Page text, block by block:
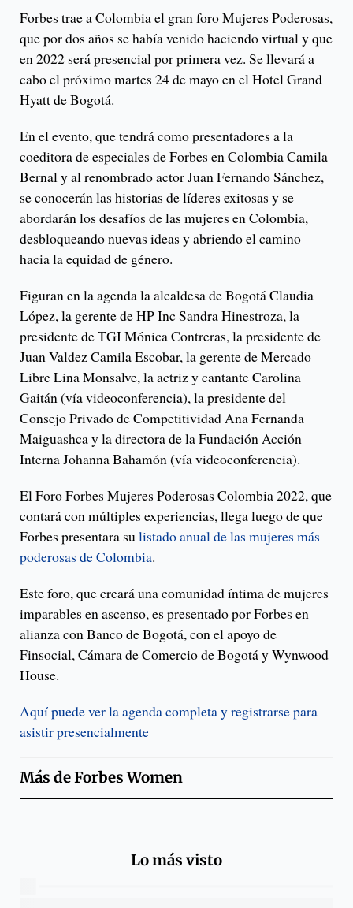
Forbes trae a Colombia el gran foro Mujeres Poderosas,
que por dos años se había venido haciendo virtual y que
en 2022 será presencial por primera vez. Se llevará a
cabo el próximo martes 24 de mayo en el Hotel Grand
Hyatt de Bogotá.
En el evento, que tendrá como presentadores a la
coeditora de especiales de Forbes en Colombia Camila
Bernal y al renombrado actor Juan Fernando Sánchez,
se conocerán las historias de líderes exitosas y se
abordarán los desafíos de las mujeres en Colombia,
desbloqueando nuevas ideas y abriendo el camino
hacia la equidad de género.
Figuran en la agenda la alcaldesa de Bogotá Claudia
López, la gerente de HP Inc Sandra Hinestroza, la
presidente de TGI Mónica Contreras, la presidente de
Juan Valdez Camila Escobar, la gerente de Mercado
Libre Lina Monsalve, la actriz y cantante Carolina
Gaitán (vía videoconferencia), la presidente del
Consejo Privado de Competitividad Ana Fernanda
Maiguashca y la directora de la Fundación Acción
Interna Johanna Bahamón (vía videoconferencia).
El Foro Forbes Mujeres Poderosas Colombia 2022, que
contará con múltiples experiencias, llega luego de que
Forbes presentara sulistado anual de las mujeres más
poderosas de Colombia.
Este foro, que creará una comunidad íntima de mujeres
imparables en ascenso, es presentado por Forbes en
alianza con Banco de Bogotá, con el apoyo de
Finsocial, Cámara de Comercio de Bogotá y Wynwood
House.
Aquí puede ver la agenda completa y registrarse para
asistir presencialmente
Más deForbes Women
Lo más visto